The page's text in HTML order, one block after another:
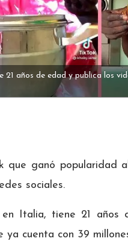
21 años de edad y publica los
que ganó popularidad
sociales.
Italia, tiene 21 años
cuenta con 39